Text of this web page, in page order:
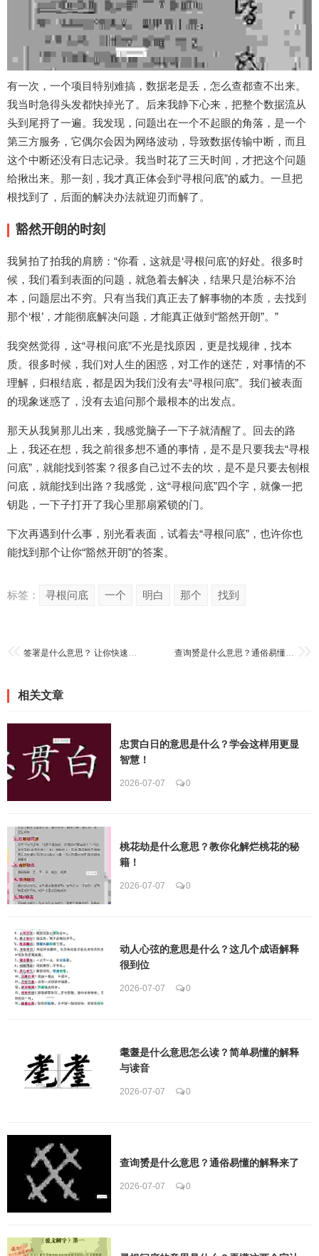
有一次，一个项目特别难搞，数据老是丢，怎么查都查不出来。
我当时急得头发都快掉光了。后来我静下心来，把整个数据流从
头到尾捋了一遍。我发现，问题出在一个不起眼的角落，是一个
第三方服务，它偶尔会因为网络波动，导致数据传输中断，而且
这个中断还没有日志记录。我当时花了三天时间，才把这个问题
给揪出来。那一刻，我才真正体会到“寻根问底”的威力。一旦把
根找到了，后面的解决办法就迎刃而解了。
豁然开朗的时刻
我舅拍了拍我的肩膀：“你看，这就是‘寻根问底’的好处。很多时
候，我们看到表面的问题，就急着去解决，结果只是治标不治
本，问题层出不穷。只有当我们真正去了解事物的本质，去找到
那个‘根’，才能彻底解决问题，才能真正做到“豁然开朗”。”
我突然觉得，这“寻根问底”不光是找原因，更是找规律，找本
质。很多时候，我们对人生的困惑，对工作的迷茫，对事情的不
理解，归根结底，都是因为我们没有去“寻根问底”。我们被表面
的现象迷惑了，没有去追问那个最根本的出发点。
那天从我舅那儿出来，我感觉脑子一下子就清醒了。回去的路
上，我还在想，我之前很多想不通的事情，是不是只要我去“寻根
问底”，就能找到答案？很多自己过不去的坎，是不是只要去刨根
问底，就能找到出路？我感觉，这“寻根问底”四个字，就像一把
钥匙，一下子打开了我心里那扇紧锁的门。
下次再遇到什么事，别光看表面，试着去“寻根问底”，也许你也
能找到那个让你“豁然开朗”的答案。
标签： 寻根问底 一个 明白 那个 找到
签署是什么意思？ 让你快速明白合同里的关键点 查询赟是什么意思？通俗易懂的解释来了
相关文章
忠贯白日的意思是什么？学会这样用更显
智慧！
2026-07-07 0
桃花劫是什么意思？教你化解烂桃花的秘
籍！
2026-07-07 0
动人心弦的意思是什么？这几个成语解释
很到位
2026-07-07 0
耄耋是什么意思怎么读？简单易懂的解释
与读音
2026-07-07 0
查询赟是什么意思？通俗易懂的解释来了
2026-07-07 0